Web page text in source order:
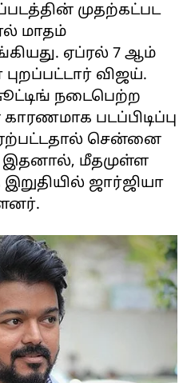
முதற்கட்பட
மாதம்
ஏப்ரல் 7 ஆம்
விஜய்.
நடைபெற்ற
படப்பிடிப்பு
ஏற்பட்டதால் சென்னை
இதனால், மீதமுள்ள
ஜார்ஜியா